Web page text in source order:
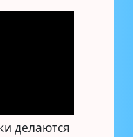
делаются